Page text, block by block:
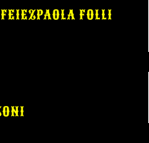
FEIEZPAOLA FOLLI